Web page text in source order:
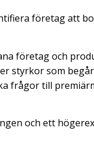
företag att
företag och
styrkor som
frågor till
och ett